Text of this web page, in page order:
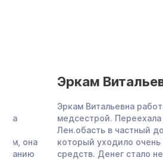
Эркам Витальевна Ф.
Эркам Витальевна работает
медсестрой. Переехала в
Лен.обасть в частный дом, на
который уходило очень много
средств. Денег стало не хватать, ...